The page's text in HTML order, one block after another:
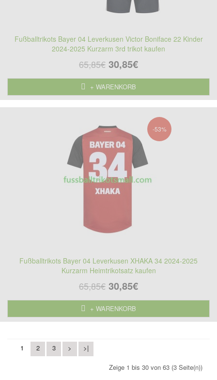
Fußballtrikots Bayer 04 Leverkusen Victor Boniface 22 Kinder
2024-2025 Kurzarm 3rd trikot kaufen
65,85€ 30,85€
+ WARENKORB
-53%
Fußballtrikots Bayer 04 Leverkusen XHAKA 34 2024-2025
Kurzarm Heimtrikotsatz kaufen
65,85€ 30,85€
+ WARENKORB
1 2 3 > >|
Zeige 1 bis 30 von 63 (3 Seite(n))